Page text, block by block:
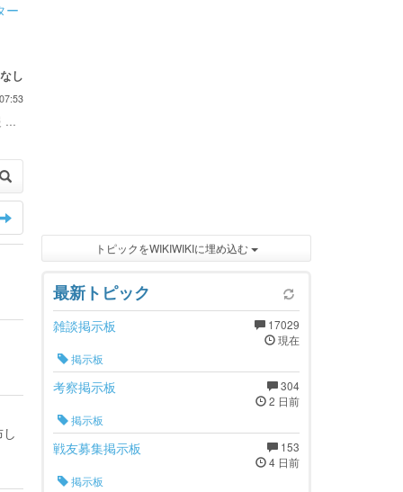
ー
し
...
トピックをWIKIWIKIに埋め込む
最新トピック
17029
現在
雑談掲示板
掲示板
304
2 日前
考察掲示板
掲示板
153
4 日前
戦友募集掲示板
掲示板